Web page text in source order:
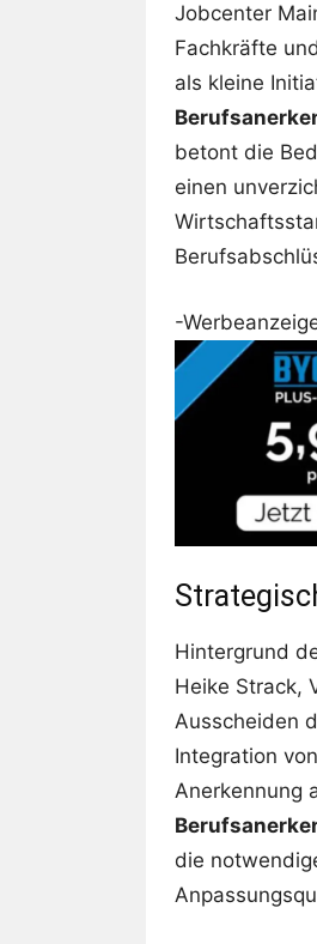
Jobcenter
Fachkräfte
als kleine
betont die
einen
-
Hintergrund
Heike Strack,
Ausscheiden
Integration
Anerkennung
die